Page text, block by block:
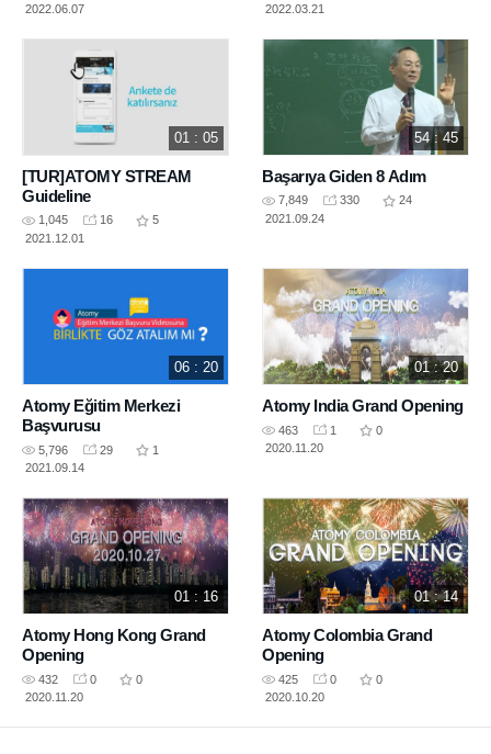
2022.06.07
2022.03.21
01 : 05
[TUR]ATOMY STREAM
Guideline
1,045 16
5
2021.12.01
54 : 45
Başarıya Giden 8 Adım
7,849 330
24
2021.09.24
06 : 20
Atomy Eğitim Merkezi
Başvurusu
5,796 29
1
2021.09.14
01 : 20
Atomy India Grand Opening
463 1
0
2020.11.20
01 : 16
Atomy Hong Kong Grand
Opening
432 0
0
2020.11.20
01 : 14
Atomy Colombia Grand
Opening
425 0
0
2020.10.20